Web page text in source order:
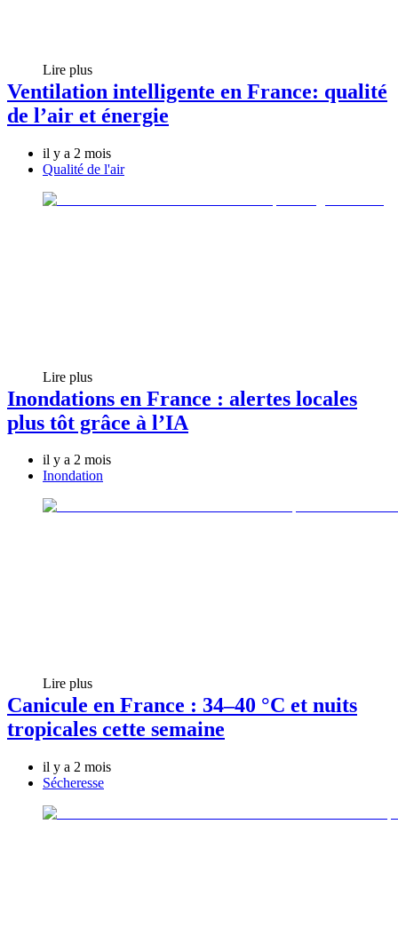
Lire plus
Ventilation intelligente en France: qualité
de l’air et énergie
il y a 2 mois
Qualité de l'air
Lire plus
Inondations en France : alertes locales
plus tôt grâce à l’IA
il y a 2 mois
Inondation
Lire plus
Canicule en France : 34–40 °C et nuits
tropicales cette semaine
il y a 2 mois
Sécheresse